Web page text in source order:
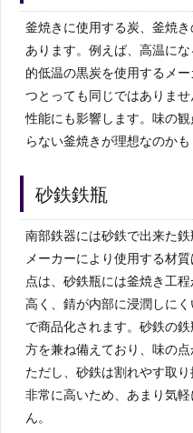
釜焼きに使用する炭、釜焼
あります。例えば、高温に
的低温の黒炭を使用するメ
つとっても同じではありま
性能にも影響します。味の
らない釜焼きが理想なのかも
砂鉄鉄瓶
南部鉄器には砂鉄で出来た鉄
メーカーにより使用する材
点は、砂鉄瓶には釜焼き工
高く、錆が内部に浸潤しに
で商品化されます。砂鉄の
方を兼ね備えており、味の点
ただし、砂鉄は割れやす取
非常に高いため、あまり気
ん。